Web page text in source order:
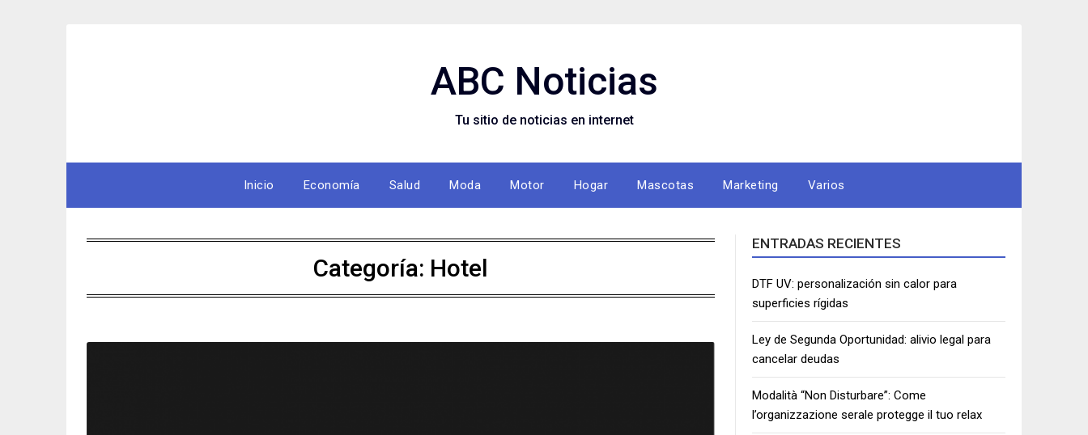
ABC Noticias
Tu sitio de noticias en internet
Inicio Economía Salud Moda Motor Hogar Mascotas Marketing Varios
Categoría: Hotel
ENTRADAS RECIENTES
DTF UV: personalización sin calor para
superficies rígidas
Ley de Segunda Oportunidad: alivio legal para
cancelar deudas
Modalità “Non Disturbare”: Come
l’organizzazione serale protegge il tuo relax